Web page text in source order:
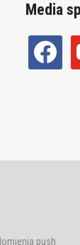
Media
facebook
push